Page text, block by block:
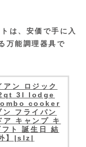
は、安価で手に入
万能調理器具で
アン ロジック
3l lodge
cooker
フライパン
ア キャンプ キ
ト 誕生日 結
】|slz|